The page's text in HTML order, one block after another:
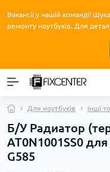
Вакансії у нашій команді!
ремонту ноутбуків. Для
Для ноутбуків Інші
Б/У Радиатор
AT0N1001SS0
G585